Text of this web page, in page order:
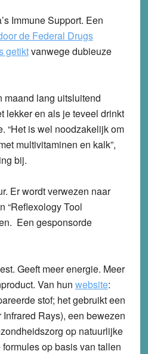
Immune Support. Een
de Federal Drugs
getiktvanwege dubieuze
maand lang uitsluitend
lekker en als je teveel drinkt
“Het is wel noodzakelijk om
multivitaminen en kalk”,
bij.
Er wordt verwezen naar
“Reflexology Tool
Een gesponsorde
Geeft meer energie. Meer
Van hun website:
stof; het gebruikt een
Rays), een bewezen
op natuurlijke
op basis van tallen